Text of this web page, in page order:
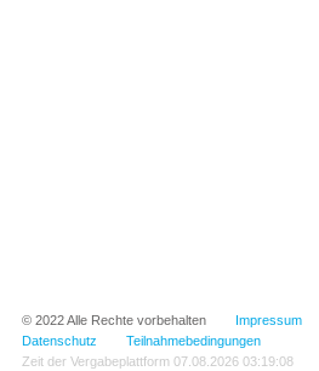
© 2022Alle Rechte vorbehalten
Impressum
Datenschutz
Teilnahmebedingungen
Zeit der Vergabeplattform 07.08.2026 03:19:08